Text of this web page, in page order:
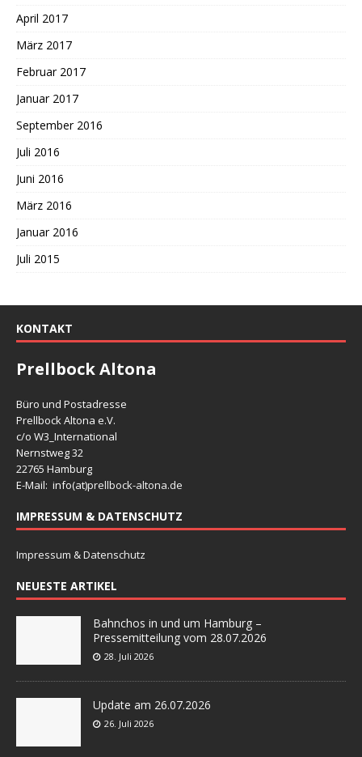
April 2017
März 2017
Februar 2017
Januar 2017
September 2016
Juli 2016
Juni 2016
März 2016
Januar 2016
Juli 2015
KONTAKT
Prellbock Altona
Büro und Postadresse
Prellbock Altona e.V.
c/o W3_International
Nernstweg 32
22765 Hamburg
E-Mail: info(at)prellbock-altona.de
IMPRESSUM & DATENSCHUTZ
Impressum & Datenschutz
NEUESTE ARTIKEL
Bahnchos in und um Hamburg –
Pressemitteilung vom 28.07.2026
28. Juli 2026
Update am 26.07.2026
26. Juli 2026